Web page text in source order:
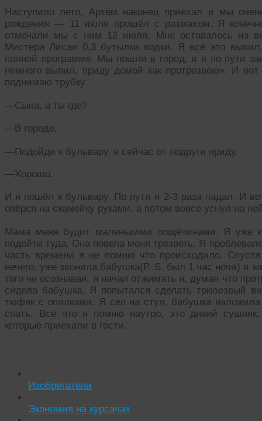
Наступило лето, Артём наконец приехал и мы
рождения — 11 июля прошёл с размахом. Я
отмечали мы с ним 12 июля. Мне оставалось из
Мистера Лисаи 0,3 бутылки водки. Я всё это
полной программе. Мы пошли в город, и я по пути
немного выпил, приду домой как протрезвею». И
поднимаю трубку.
—Сына, а ты где?
—В городе.
—Подойди к бульвару, я сейчас от подруги приду.
—Хорошо.
И я пошёл к бульвару. По пути я 2-3 раза падал. И
опёрся на скамейку руками, а потом вовсе уснул на
Мама меня будит маленькими пощёчинами. Я уже
подойти туда. Она повела меня трезветь. Я
часть времени я не помню что происходило.
нечего, уже звонила бабушка(P. S. был 1 час ночи) и
того не осознавая, я начал отжимать я, думая что
сидела бабушка. Я попытался сделать тркюезвый
тюфяк с опилками. Я сел на стул, бабушка
спать. Всё что я помню наутро, это дикий
которые приехали в гости.
Изобретатели
Экономия на курсачах